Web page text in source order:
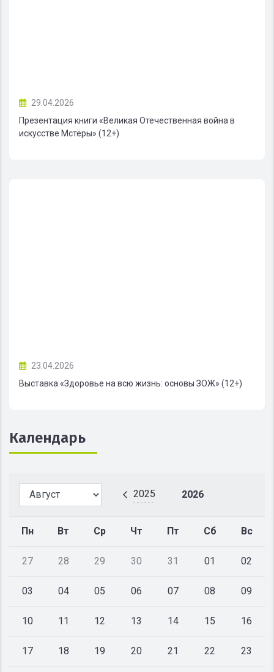
29.04.2026
Презентация книги «Великая Отечественная война в
искусстве Мстёры» (12+)
23.04.2026
Выставка «Здоровье на всю жизнь: основы ЗОЖ» (12+)
Календарь
2025 2026
Пн Вт Ср Чт Пт Сб Вс
27 28 29 30 31 01 02
03 04 05 06 07 08 09
10 11 12 13 14 15 16
17 18 19 20 21 22 23